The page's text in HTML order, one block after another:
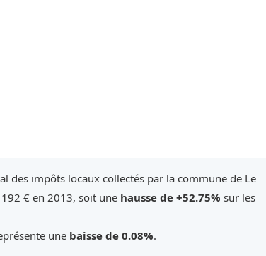
des impôts locaux collectés par la commune de Le
€ en 2013, soit une hausse de +52.75% sur les
une baisse de 0.08%.